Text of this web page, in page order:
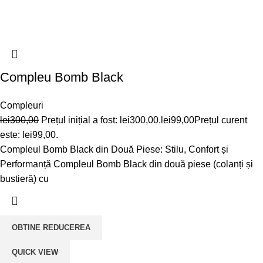
Compleu Bomb Black
Compleuri
lei300,00 Prețul inițial a fost: lei300,00. lei99,00Prețul curent
este: lei99,00.
Compleul Bomb Black din Două Piese: Stilu, Confort și
Performanță Compleul Bomb Black din două piese (colanți și
bustieră) cu
OBTINE REDUCEREA
QUICK VIEW